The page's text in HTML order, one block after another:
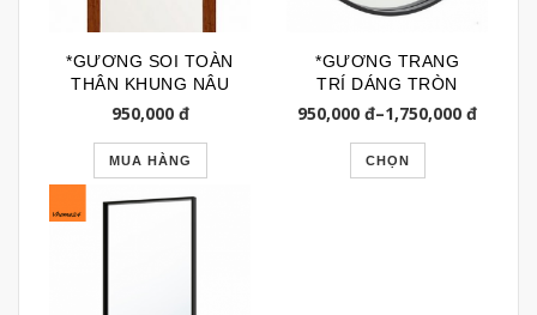
*GƯƠNG SOI TOÀN
THÂN KHUNG NÂU
TỰ NHIÊN GSTT073
950,000đ
MUA HÀNG
*GƯƠNG TRANG
TRÍ DÁNG TRÒN
VIỀN ĐEN GTR076N
950,000 đ–1,750,000 đ
CHỌN